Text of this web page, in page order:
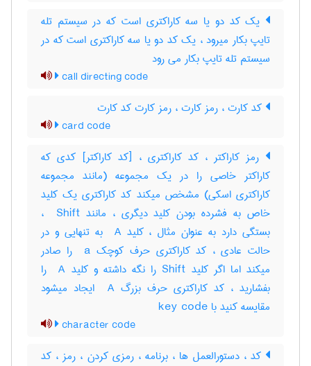
یک کد دو یا سه کاراکتری است که در سیستم تله
تایپ بکار میرود ، یک کد دو یا سه کاراکتری است که در
سیستم تله تایپ بکار می رود
call directing code
کد کارت ، رمز کارت ، رمز کارت کد کارت
card code
رمز کاراکتر ، کد کاراکتری ، [کد کاراکتر] کدی که
کاراکتر خاصی را در یک مجموعه (مانند مجموعه
کاراکتری اسکی) مشخص میکند کد کاراکتری یک کلید
خاص به فشرده بودن کلید دیگری ، مانند ‎ Shift ،
بستگی دارد به عنوان مثال ، کلید ‎ A به تنهایی و در
حالت عادی ، کد کاراکتری حرف کوچک ‎ a را صادر
میکند اما اگر کلید ‎Shift را نگه داشته و کلید ‎ A را
بفشارید ، کد کاراکتری حرف بزرگ ‎ A ایجاد میشود
مقایسه کنید با ‎ key code
character code
کد ، دستورالعمل ها ، برنامه ، رمزی کردن ، رمز ، کد